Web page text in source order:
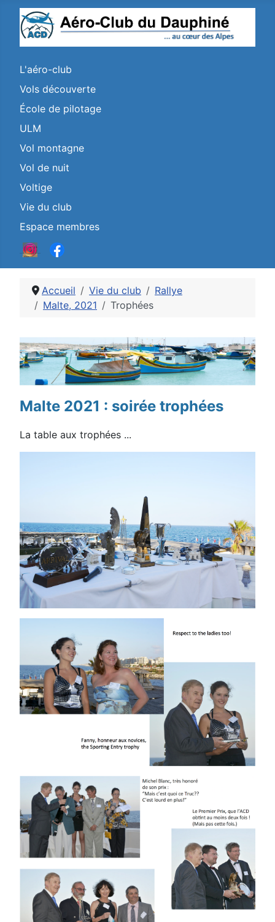
L'aéro-club
Vols découverte
École de pilotage
ULM
Vol montagne
Vol de nuit
Voltige
Vie du club
Espace membres
Accueil Vie du club
Rallye
Malte, 2021
Trophées
Détails
Malte 2021 : soirée trophées
La table aux trophées ...